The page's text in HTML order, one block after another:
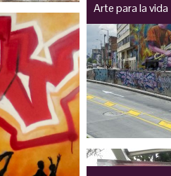
Arte para la vida